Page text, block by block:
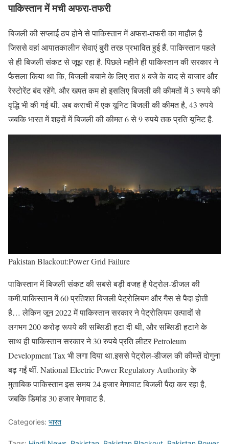
पाकिस्तान में मची अफरा-तफरी
बिजली की सप्लाई ठप होने से पाकिस्तान में अफरा-तफरी का माहौल है
जिससे वहां आपातकालीन सेवाएं बुरी तरह प्रभावित हुई हैं. पाकिस्तान पहले
से ही बिजली संकट से जूझ रहा है. पिछले महीने ही पाकिस्तान की सरकार ने
फैसला किया था कि, बिजली बचाने के लिए रात 8 बजे के बाद से बाजार और
रेस्टोरेंट बंद रहेंगे. और खपत कम हो इसलिए बिजली की कीमतों में 3 रुपये की
वृद्धि भी की गई थी. अब कराची में एक यूनिट बिजली की कीमत है, 43 रुपये
जबकि भारत में शहरों में बिजली की कीमत 6 से 9 रुपये तक प्रति यूनिट है.
Pakistan Blackout:Power Grid Failure
पाकिस्तान में बिजली संकट की सबसे बड़ी वजह है पेट्रोल-डीजल की
कमी.पाकिस्तान में 60 प्रतिशत बिजली पेट्रोलियम और गैस से पैदा होती
है… लेकिन जून 2022 में पाकिस्तान सरकार ने पेट्रोलियम उत्पादों से
लगभग 200 करोड़ रूपये की सब्सिडी हटा दी थी, और सब्सिडी हटाने के
साथ ही पाकिस्तान सरकार ने 30 रुपये प्रति लीटर Petroleum
Development Tax भी लगा दिया था.इससे पेट्रोल-डीजल की कीमतें दोगुना
बढ़ गईं थीं. National Electric Power Regulatory Authority के
मुताबिक पाकिस्तान इस समय 24 हजार मेगावाट बिजली पैदा कर रहा है,
जबकि डिमांड 30 हजार मेगावाट है.
Categories: भारत